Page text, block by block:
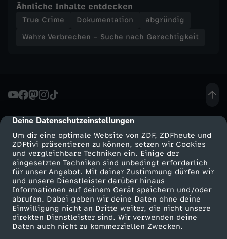
cmp-dialog-description
Deine Datenschutzeinstellungen
Um dir eine optimale Website von ZDF, ZDFheute und
ZDFtivi präsentieren zu können, setzen wir Cookies
und vergleichbare Techniken ein. Einige der
eingesetzten Techniken sind unbedingt erforderlich
für unser Angebot. Mit deiner Zustimmung dürfen wir
und unsere Dienstleister darüber hinaus
Informationen auf deinem Gerät speichern und/oder
abrufen. Dabei geben wir deine Daten ohne deine
Einwilligung nicht an Dritte weiter, die nicht unsere
direkten Dienstleister sind. Wir verwenden deine
Daten auch nicht zu kommerziellen Zwecken.
S
u
n
a
c
h
G
Ähnliche Inhalte entdecken
True Crime Dokumentation
abgründig
Wahre Verbrechen – Suche nach Gerechtigkeit
Mehr ZDF
ZDF-Apps
Smart TV
ZDFtext
Service
ZDFmitreden
Kontakt zum ZDF
Tickets